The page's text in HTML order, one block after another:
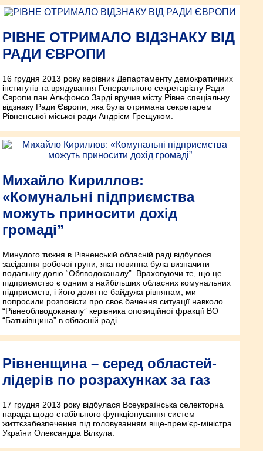
РІВНЕ ОТРИМАЛО ВІДЗНАКУ ВІД
РАДИ ЄВРОПИ
16 грудня 2013 року керівник Департаменту демократичних
інститутів та врядування Генерального секретаріату Ради
Європи пан Альфонсо Зарді вручив місту Рівне спеціальну
відзнаку Ради Європи, яка була отримана секретарем
Рівненської міської ради Андрієм Грещуком.
Михайло Кириллов:
«Комунальні підприємства
можуть приносити дохід
громаді”
Минулого тижня в Рівненській обласній раді відбулося
засідання робочої групи, яка повинна була визначити
подальшу долю “Облводоканалу”. Враховуючи те, що це
підприємство є одним з найбільших обласних комунальних
підприємств, і його доля не байдужа рівнянам, ми
попросили розповісти про своє бачення ситуації навколо
“Рівнеоблводоканалу” керівника опозиційної фракції ВО
“Батьківщина” в обласній раді
Рівненщина – серед областей-
лідерів по розрахунках за газ
17 грудня 2013 року відбулася Всеукраїнська селекторна
нарада щодо стабільного функціонування систем
життєзабезпечення під головуванням віце-прем’єр-міністра
України Олександра Вілкула.